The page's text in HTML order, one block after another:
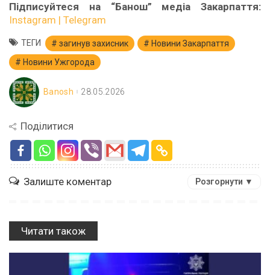
Підписуйтеся на “Банош” медіа Закарпаття:
Instagram | Telegram
ТЕГИ загинув захисник
Новини Закарпаття
Новини Ужгорода
Banosh 28.05.2026
Поділитися
Залиште коментар Розгорнути ▼
Читати також